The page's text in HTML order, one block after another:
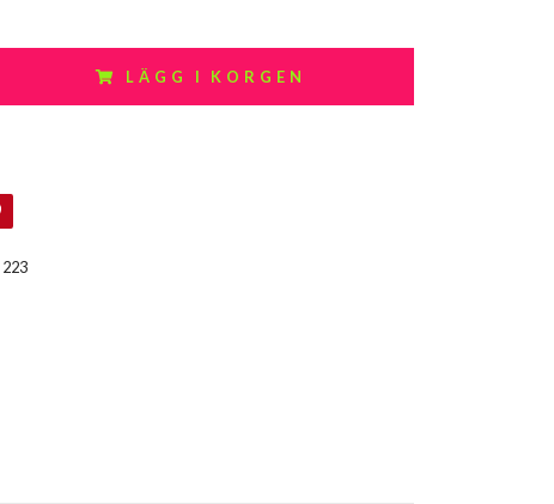
LÄGG I KORGEN
223